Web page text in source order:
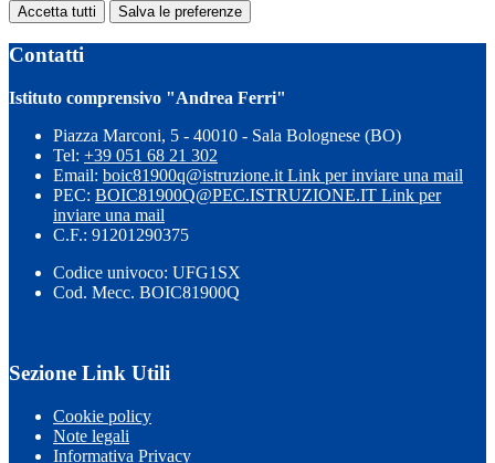
Accetta tutti Salva le preferenze
Contatti
Istituto comprensivo "Andrea Ferri"
Piazza Marconi, 5 - 40010 - Sala Bolognese (BO)
Tel: +39 051 68 21 302
Email: boic81900q@istruzione.it Link per inviare una mail
PEC: BOIC81900Q@PEC.ISTRUZIONE.IT Link per
inviare una mail
C.F.: 91201290375
Codice univoco: UFG1SX
Cod. Mecc. BOIC81900Q
Sezione Link Utili
Cookie policy
Note legali
Informativa Privacy